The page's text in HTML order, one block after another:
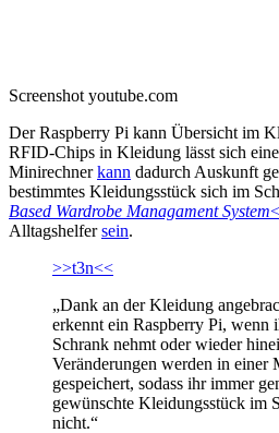
Screenshot youtube.com
Der Raspberry Pi kann Übersicht im
RFID-Chips in Kleidung lässt sich
Minirechnerkann dadurch Auskunft
bestimmtes Kleidungsstück sich im
Based Wardrobe Managament System
Alltagshelfersein.
>>t3n<<
„Dank an der Kleidung
erkennt ein Raspberry Pi, wenn
Schrank nehmt oder wieder
Veränderungen werden in einer
gespeichert, sodass ihr immer
gewünschte Kleidungsstück im
nicht.“